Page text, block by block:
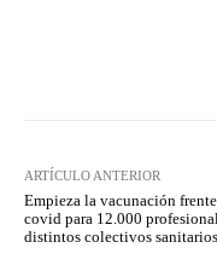
ARTÍCULO ANTERIOR
Empieza la vacunación
covid para 12.000
distintos colectivos sanitarios